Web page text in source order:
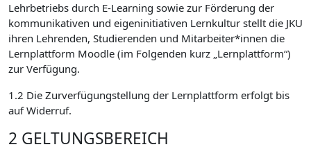
Lehrbetriebs durch E-Learning sowie zur Förderung der
kommunikativen und eigeninitiativen Lernkultur stellt die JKU
ihren Lehrenden, Studierenden und Mitarbeiter*innen die
Lernplattform Moodle (im Folgenden kurz „Lernplattform“)
zur Verfügung.
1.2 Die Zurverfügungstellung der Lernplattform erfolgt bis
auf Widerruf.
2 GELTUNGSBEREICH